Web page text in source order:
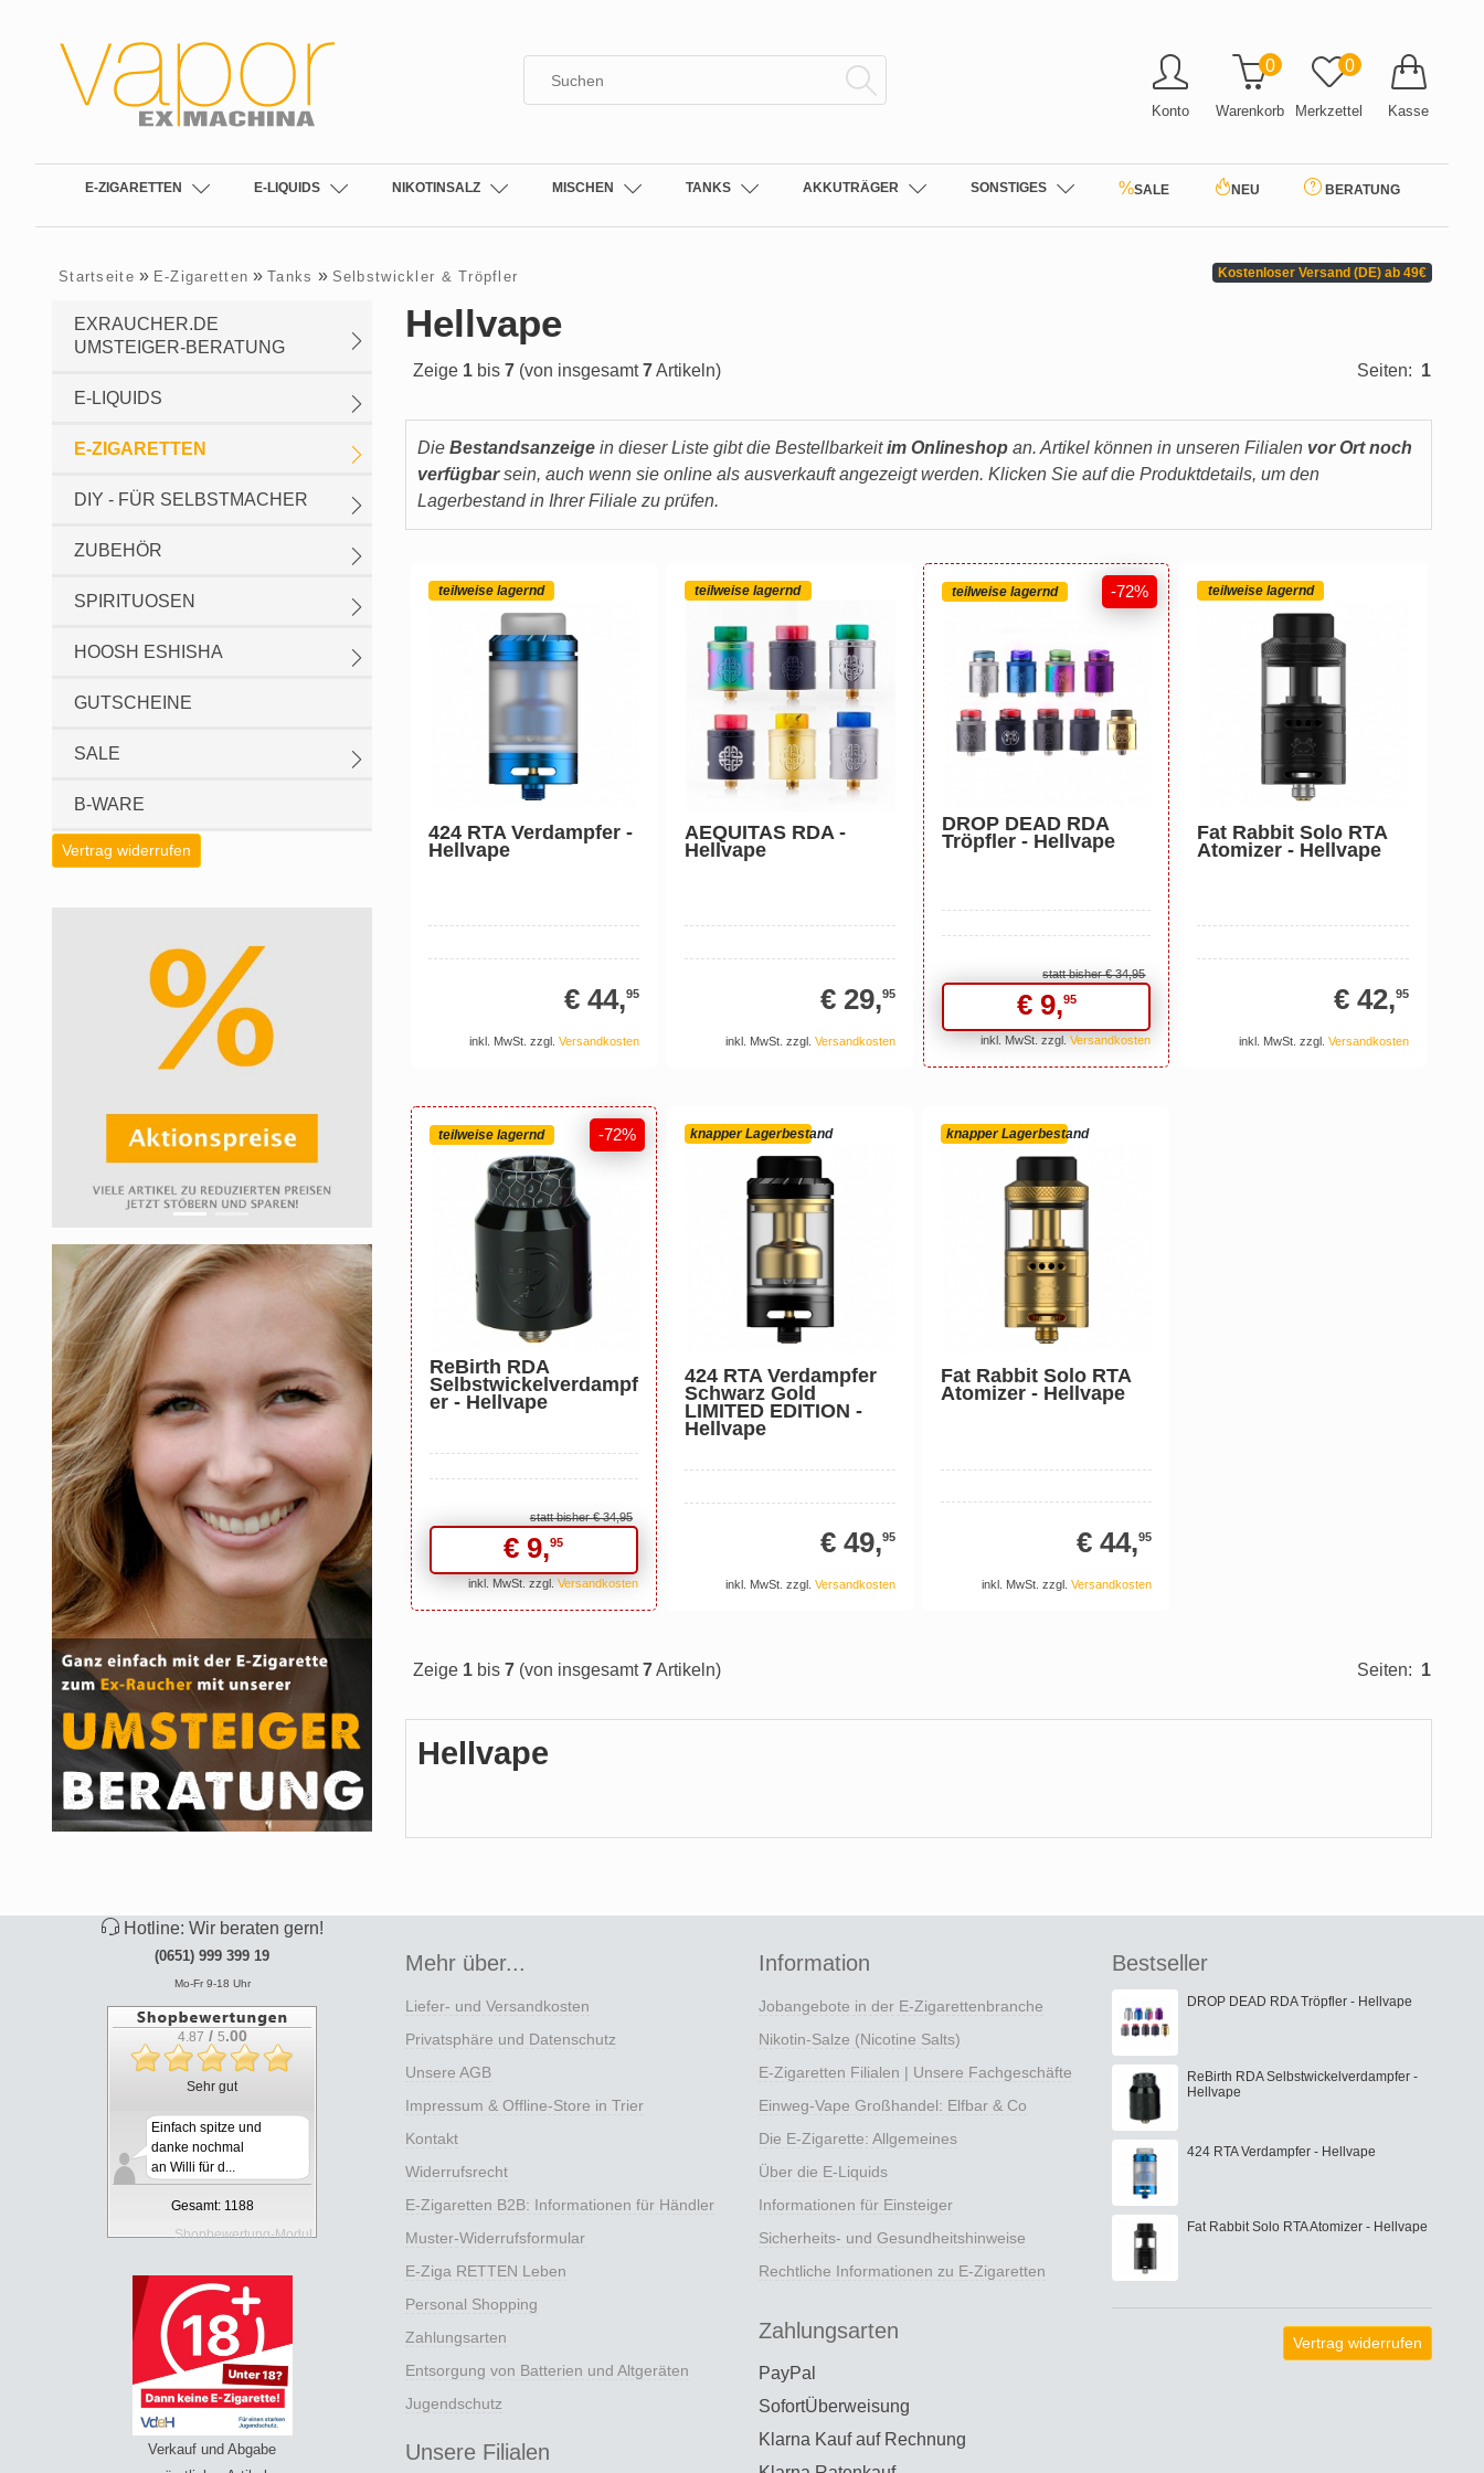
Konto Warenkorb
0
Merkzettel
0
Kasse
E-ZIGARETTEN E-LIQUIDS NIKOTINSALZ MISCHEN TANKS AKKUTRÄGER SONSTIGES %SALE NEU BERATUNG
Kostenloser Versand (DE) ab 49€
Startseite » E-Zigaretten »Tanks » Selbstwickler & Tröpfler
EXRAUCHER.DE
UMSTEIGER-BERATUNG
E-LIQUIDS
E-ZIGARETTEN
DIY - FÜR SELBSTMACHER
ZUBEHÖR
SPIRITUOSEN
HOOSH ESHISHA
GUTSCHEINE
SALE
B-WARE
Vertrag widerrufen
Hellvape
Zeige 1 bis 7 (von insgesamt7Artikeln) Seiten: 1
Die Bestandsanzeige in dieser Liste gibt die Bestellbarkeitim Onlineshop an. Artikel können in unseren Filialen vor Ort noch
verfügbarsein, auch wenn sie online als ausverkauft angezeigt werden. Klicken Sie auf die Produktdetails, um den
Lagerbestand in Ihrer Filiale zu prüfen.
teilweise lagernd
424 RTA Verdampfer -
Hellvape
€ 44,95
inkl. MwSt. zzgl. Versandkosten
teilweise lagernd
AEQUITAS RDA -
Hellvape
€ 29,95
inkl. MwSt. zzgl.Versandkosten
teilweise lagernd
DROP DEAD RDA
Tröpfler - Hellvape
statt bisher€ 34,95
€ 9,95
-72%
inkl. MwSt. zzgl.Versandkosten
teilweise lagernd
Fat Rabbit Solo RTA
Atomizer - Hellvape
€ 42,95
inkl. MwSt. zzgl. Versandkosten
teilweise lagernd
ReBirth RDA
Selbstwickelverdampf
er - Hellvape
statt bisher€ 34,95
€ 9,95
-72%
inkl. MwSt. zzgl. Versandkosten
knapper Lagerbestand
424 RTA Verdampfer
Schwarz Gold
LIMITED EDITION -
Hellvape
€ 49,95
inkl. MwSt. zzgl.Versandkosten
knapper Lagerbestand
Fat Rabbit Solo RTA
Atomizer - Hellvape
€ 44,95
inkl. MwSt. zzgl.Versandkosten
Zeige 1 bis 7 (von insgesamt7Artikeln) Seiten: 1
Hellvape
Hotline: Wir beraten gern!
(0651) 999 399 19
Mo-Fr 9-18 Uhr
4.87 / 5.00
Sehr gut
Einfach spitze und
danke nochmal
an Willi für d...
Gesamt: 1188
Shopbewertung-Modul
Verkauf und Abgabe
Mehr über...
Liefer- und Versandkosten
Privatsphäre und Datenschutz
Unsere AGB
Impressum & Offline-Store in Trier
Kontakt
Widerrufsrecht
E-Zigaretten B2B: Informationen für Händler
Muster-Widerrufsformular
E-Ziga RETTEN Leben
Personal Shopping
Zahlungsarten
Entsorgung von Batterien und Altgeräten
Jugendschutz
Unsere Filialen
Information
Jobangebote in der E-Zigarettenbranche
Nikotin-Salze (Nicotine Salts)
E-Zigaretten Filialen | Unsere Fachgeschäfte
Einweg-Vape Großhandel: Elfbar & Co
Die E-Zigarette: Allgemeines
Über die E-Liquids
Informationen für Einsteiger
Sicherheits- und Gesundheitshinweise
Rechtliche Informationen zu E-Zigaretten
Zahlungsarten
PayPal
SofortÜberweisung
Klarna Kauf auf Rechnung
Bestseller
DROP DEAD RDA Tröpfler - Hellvape
ReBirth RDA Selbstwickelverdampfer -
Hellvape
424 RTA Verdampfer - Hellvape
Fat Rabbit Solo RTA Atomizer - Hellvape
Vertrag widerrufen